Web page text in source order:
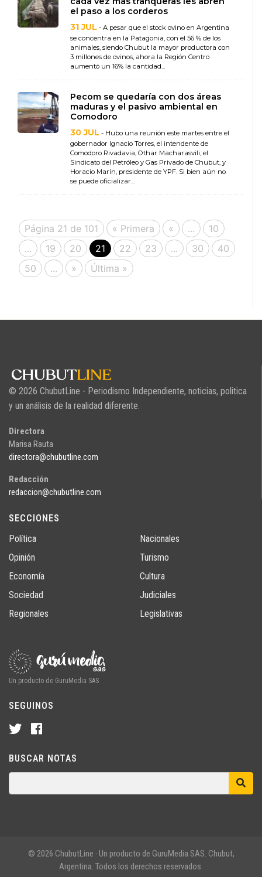
el paso a los corderos
31 JUL - A pesar que el stock ovino en Argentina
se concentra en la Patagonia, con el 56 % de los
animales, siendo Chubut la mayor productora con
3 millones de ovinos, ahora la Región Centro
aumentó un 16% la cantidad...
Pecom se quedaría con dos áreas
maduras y el pasivo ambiental en
Comodoro
30 JUL - Hubo una reunión este martes entre el
gobernador Ignacio Torres, el intendente de
Comodoro Rivadavia, Othar Macharasvili, el
Sindicato del Petróleo y Gas Privado de Chubut, y
Horacio Marín, presidente de YPF. Si bien aún no
se puede oficializar...
Página 21 de 101 « Primera « ...
10
...
19 20 21 22 23 ... 30
40
50
... » Última »
© 2026 ChubutLine - Periodismo Independiente, noticias, politica
y un análisis de la realidad diferente.
Directora
Marisa Rauta
directora@chubutline.com
Redacción
redaccion@chubutline.com
SECCIONES
Política
Opinión
Economía
Sociedad
Regionales
Nacionales
Turismo
Cultura
Judiciales
Legislativas
Un producto de GuruMedia SAS
SEGUINOS
BUSCAR NOTAS
© 2026 ChubutLine · Un producto de GuruMedia SAS. Chubut,
Argentina. Todos los derechos reservados.